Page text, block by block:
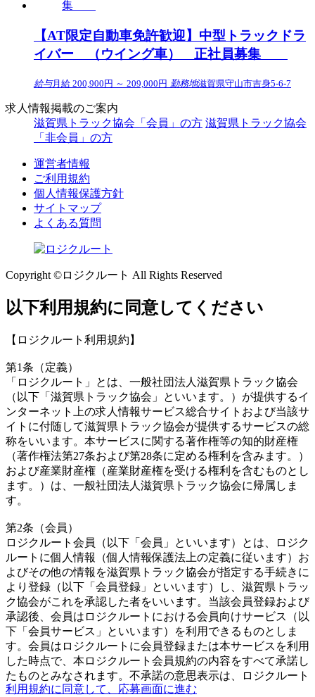
【AT限定自動車免許歓迎】中型トラックドラ
イバー （ウイング車） 正社員募集
給与月給 200,900円 ～ 209,000円 勤務地滋賀県守山市吉身5-6-7
求人情報掲載のご案内
滋賀県トラック協会「会員」の方 滋賀県トラック協会
「非会員」の方
運営者情報
ご利用規約
個人情報保護方針
サイトマップ
よくある質問
Copyright ©ロジクルート All Rights Reserved
以下利用規約に同意してください
【ロジクルート利用規約】
第1条（定義）
「ロジクルート」とは、一般社団法人滋賀県トラック協会
（以下「滋賀県トラック協会」といいます。）が提供するイ
ンターネット上の求人情報サービス総合サイトおよび当該サ
イトに付随して滋賀県トラック協会が提供するサービスの総
称をいいます。本サービスに関する著作権等の知的財産権
（著作権法第27条および第28条に定める権利を含みます。）
および産業財産権（産業財産権を受ける権利を含むものとし
ます。）は、一般社団法人滋賀県トラック協会に帰属しま
す。
第2条（会員）
ロジクルート会員（以下「会員」といいます）とは、ロジク
ルートに個人情報（個人情報保護法上の定義に従います）お
よびその他の情報を滋賀県トラック協会が指定する手続きに
より登録（以下「会員登録」といいます）し、滋賀県トラッ
ク協会がこれを承認した者をいいます。当該会員登録および
承認後、会員はロジクルートにおける会員向けサービス（以
下「会員サービス」といいます）を利用できるものとしま
す。会員はロジクルートに会員登録または本サービスを利用
した時点で、本ロジクルート会員規約の内容をすべて承諾し
たものとみなされます。不承諾の意思表示は、ロジクルート
への会員登録しないことをもってのみ認められるものとしま
利用規約に同意して、応募画面に進む